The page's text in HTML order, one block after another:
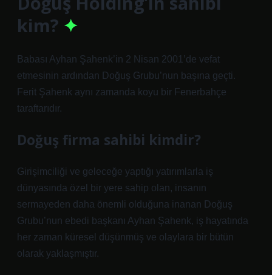
kim?
Babası Ayhan Şahenk’in 2 Nisan 2001’de vefat
etmesinin ardından Doğuş Grubu’nun başına geçti.
Ferit Şahenk aynı zamanda koyu bir Fenerbahçe
taraftarıdır.
Doğuş firma sahibi kimdir?
Girişimciliği ve geleceğe yaptığı yatırımlarla iş
dünyasında özel bir yere sahip olan, insanın
sermayeden daha önemli olduğuna inanan Doğuş
Grubu’nun ebedi başkanı Ayhan Şahenk, iş hayatında
her zaman küresel düşünmüş ve olaylara bir bütün
olarak yaklaşmıştır.